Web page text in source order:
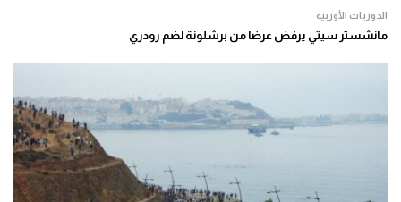
الدوريات الأوربية
مانشستر سيتي يرفض عرضا من برشلونة لضم رودري